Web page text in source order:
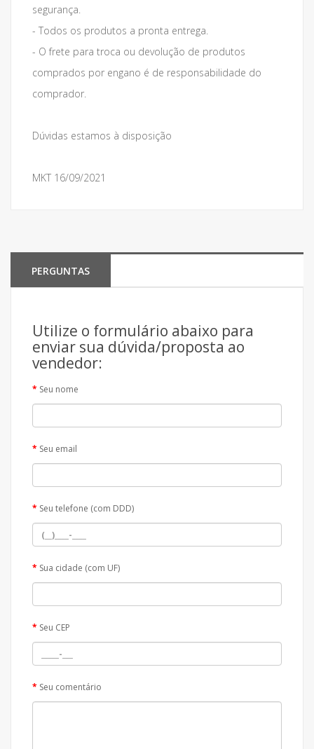
segurança.
- Todos os produtos a pronta entrega.
- O frete para troca ou devolução de produtos
comprados por engano é de responsabilidade do
comprador.
Dúvidas estamos à disposição
MKT 16/09/2021
PERGUNTAS
Utilize o formulário abaixo para
enviar sua dúvida/proposta ao
vendedor:
Seu nome
Seu email
Seu telefone (com DDD)
Sua cidade (com UF)
Seu CEP
Seu comentário